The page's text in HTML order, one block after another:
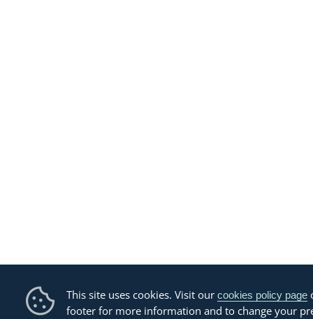
This site uses cookies. Visit our cookies policy page
footer for more information and to change your